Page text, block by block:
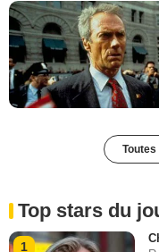
Top stars du
1